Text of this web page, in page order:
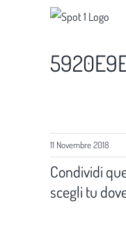
11 Novembre 2018
Condividi
scegli tu